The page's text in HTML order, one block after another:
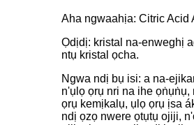
Aha ngwaahịa: Citric Acid
Ọdịdị: kristal na-enweghị
ntụ kristal ọcha.
Ngwa ndị bụ isi: a na-
n'ụlọ ọrụ nri na ihe ọṅụṅụ,
ọrụ kemịkalụ, ụlọ ọrụ ịsa
ndị ọzọ nwere ọtụtụ ojiji,